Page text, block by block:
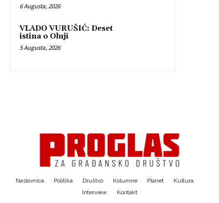
6 Augusta, 2026
VLADO VURUŠIĆ: Deset
istina o Oluji
5 Augusta, 2026
Naslovnica Politika Društvo Kolumne Planet
Kultura
Interview
Kontakt